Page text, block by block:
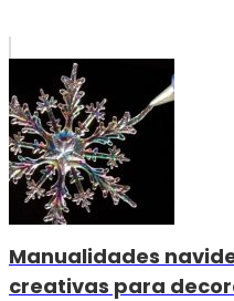
Manualidades
creativas para